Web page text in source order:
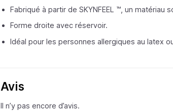
Fabriqué à partir de SKYNFEEL ™, un
Forme droite avec réservoir.
Idéal pour les personnes allergiques au latex
Avis
Il n’y pas encore d’avis.